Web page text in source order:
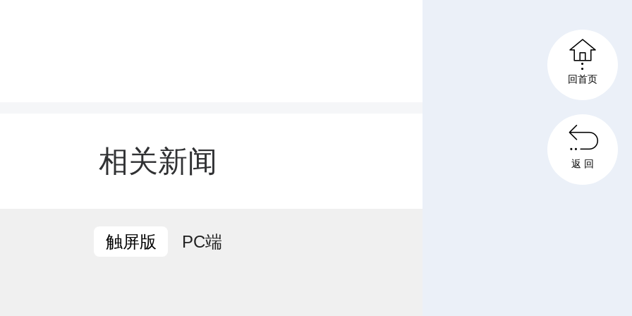
组织妇女代表开屋场会共商环境
村民杨大姐认为“自家先收拾好，
好看”，受这种想法驱动，妇女们
相关新闻
触屏版 PC端

回首页

返 回